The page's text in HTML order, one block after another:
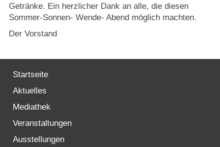
Getränke. Ein herzlicher Dank an alle, die diesen
Sommer-Sonnen- Wende- Abend möglich machten.
Der Vorstand
Startseite
Aktuelles
Mediathek
Veranstaltungen
Ausstellungen